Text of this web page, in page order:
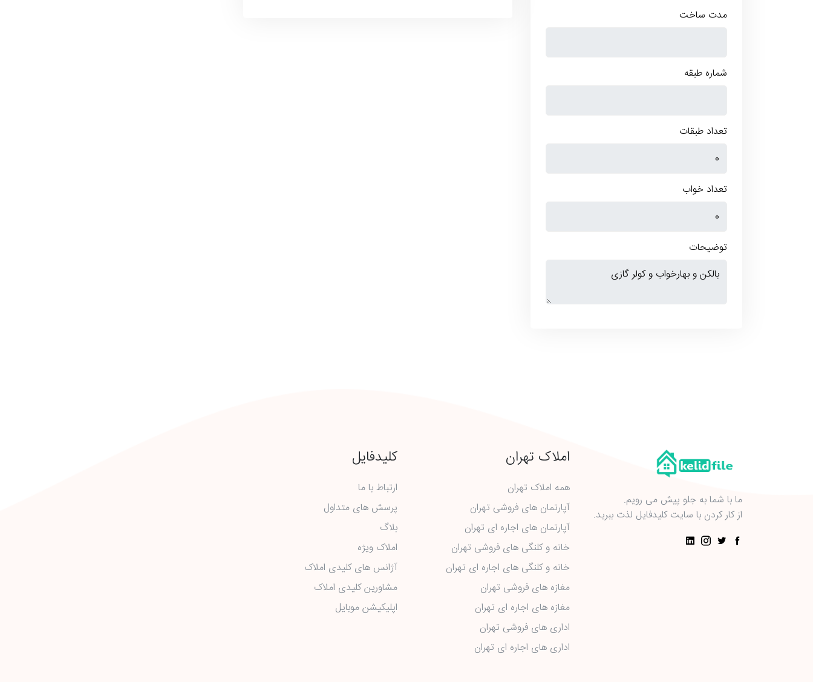
مدت ساخت
شماره طبقه
تعداد طبقات
تعداد خواب
توضیحات
ما با شما به جلو پیش می رویم.
از کار کردن با سایت کلیدفایل لذت ببرید.
املاک تهران
همه املاک تهران
آپارتمان های فروشی تهران
آپارتمان های اجاره ای تهران
خانه و کلنگی های فروشی تهران
خانه و کلنگی های اجاره ای تهران
مغازه های فروشی تهران
مغازه های اجاره ای تهران
اداری های فروشی تهران
اداری های اجاره ای تهران
کلیدفایل
ارتباط با ما
پرسش های متداول
بلاگ
املاک ویژه
آژانس های کلیدی املاک
مشاورین کلیدی املاک
اپلیکیشن موبایل